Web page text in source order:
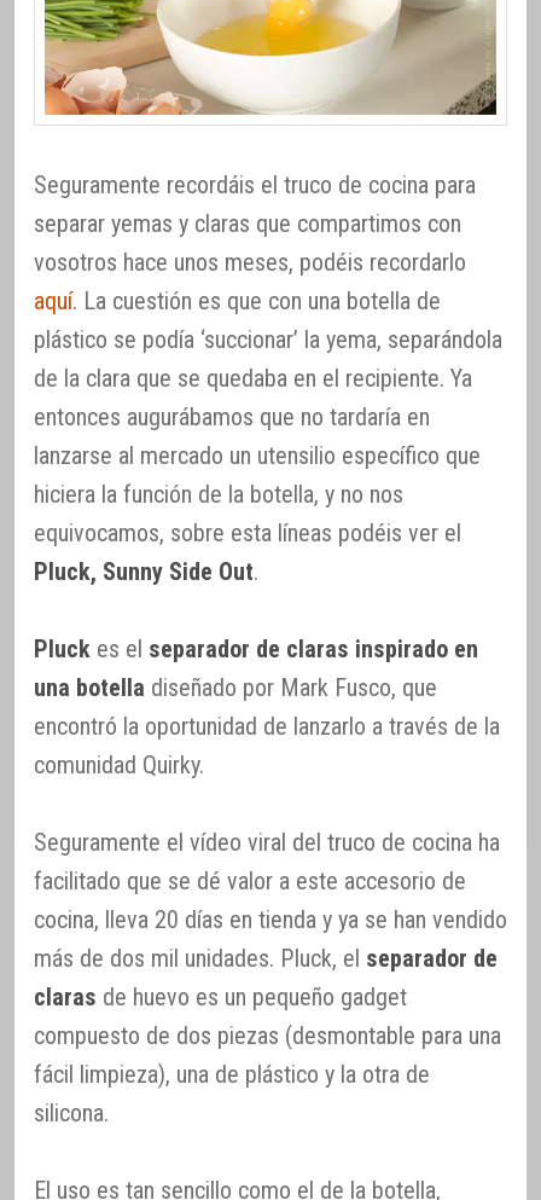
Seguramente recordáis el truco de cocina para
separar yemas y claras que compartimos con
vosotros hace unos meses, podéis recordarlo
aquí. La cuestión es que con una botella de
plástico se podía ‘succionar’ la yema, separándola
de la clara que se quedaba en el recipiente. Ya
entonces augurábamos que no tardaría en
lanzarse al mercado un utensilio específico que
hiciera la función de la botella, y no nos
equivocamos, sobre esta líneas podéis ver el
Pluck, Sunny Side Out.
Pluck es el separador de claras inspirado en
una botella diseñado por Mark Fusco, que
encontró la oportunidad de lanzarlo a través de la
comunidad Quirky.
Seguramente el vídeo viral del truco de cocina ha
facilitado que se dé valor a este accesorio de
cocina, lleva 20 días en tienda y ya se han vendido
más de dos mil unidades. Pluck, el separador de
claras de huevo es un pequeño gadget
compuesto de dos piezas (desmontable para una
fácil limpieza), una de plástico y la otra de
silicona.
El uso es tan sencillo como el de la botella,